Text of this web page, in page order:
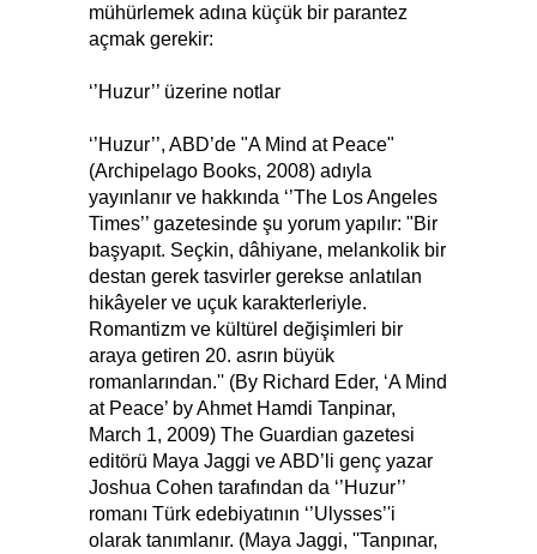
mühürlemek adına küçük bir parantez
açmak gerekir:
‘’Huzur’’ üzerine notlar
‘’Huzur’’, ABD’de "A Mind at Peace"
(Archipelago Books, 2008) adıyla
yayınlanır ve hakkında ‘’The Los Angeles
Times’’ gazetesinde şu yorum yapılır: "Bir
başyapıt. Seçkin, dâhiyane, melankolik bir
destan gerek tasvirler gerekse anlatılan
hikâyeler ve uçuk karakterleriyle.
Romantizm ve kültürel değişimleri bir
araya getiren 20. asrın büyük
romanlarından.'' (By Richard Eder, ‘A Mind
at Peace’ by Ahmet Hamdi Tanpinar,
March 1, 2009) The Guardian gazetesi
editörü Maya Jaggi ve ABD’li genç yazar
Joshua Cohen tarafından da ‘’Huzur’’
romanı Türk edebiyatının ‘’Ulysses’'i
olarak tanımlanır. (Maya Jaggi, ''Tanpınar,